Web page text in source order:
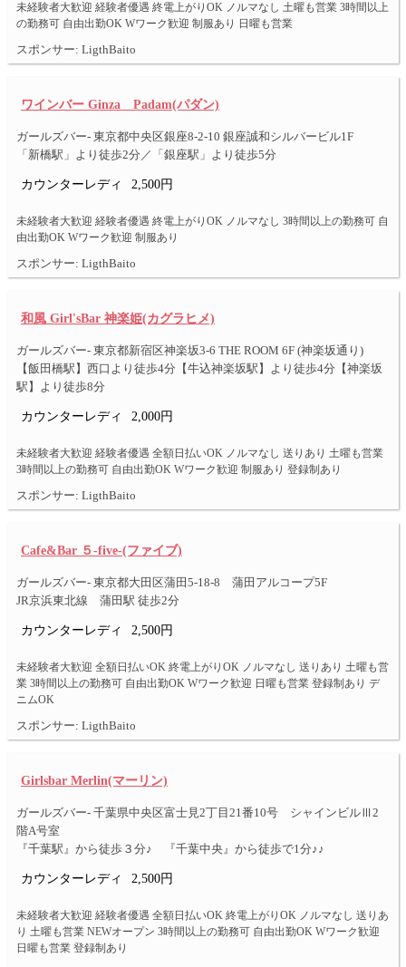
未経験者大歓迎 経験者優遇 終電上がりOK ノルマなし 土曜も営業 3時間以上
の勤務可 自由出勤OK Wワーク歓迎 制服あり 日曜も営業
スポンサー: LigthBaito
ワインバー Ginza Padam(パダン)
ガールズバー- 東京都中央区銀座8-2-10 銀座誠和シルバービル1F
「新橋駅」より徒歩2分／「銀座駅」より徒歩5分
カウンターレディ 2,500円
未経験者大歓迎 経験者優遇 終電上がりOK ノルマなし 3時間以上の勤務可 自
由出勤OK Wワーク歓迎 制服あり
スポンサー: LigthBaito
和風 Girl'sBar 神楽姫(カグラヒメ)
ガールズバー- 東京都新宿区神楽坂3-6 THE ROOM 6F (神楽坂通り)
【飯田橋駅】西口より徒歩4分【牛込神楽坂駅】より徒歩4分【神楽坂
駅】より徒歩8分
カウンターレディ 2,000円
未経験者大歓迎 経験者優遇 全額日払いOK ノルマなし 送りあり 土曜も営業
3時間以上の勤務可 自由出勤OK Wワーク歓迎 制服あり 登録制あり
スポンサー: LigthBaito
Cafe&Bar ５-five-(ファイブ)
ガールズバー- 東京都大田区蒲田5-18-8 蒲田アルコープ5F
JR京浜東北線 蒲田駅 徒歩2分
カウンターレディ 2,500円
未経験者大歓迎 全額日払いOK 終電上がりOK ノルマなし 送りあり 土曜も営
業 3時間以上の勤務可 自由出勤OK Wワーク歓迎 日曜も営業 登録制あり デ
ニムOK
スポンサー: LigthBaito
Girlsbar Merlin(マーリン)
ガールズバー- 千葉県中央区富士見2丁目21番10号 シャインビルⅢ2
階A号室
『千葉駅』から徒歩３分♪ 『千葉中央』から徒歩で1分♪♪
カウンターレディ 2,500円
未経験者大歓迎 経験者優遇 全額日払いOK 終電上がりOK ノルマなし 送りあ
り 土曜も営業 NEWオープン 3時間以上の勤務可 自由出勤OK Wワーク歓迎
日曜も営業 登録制あり